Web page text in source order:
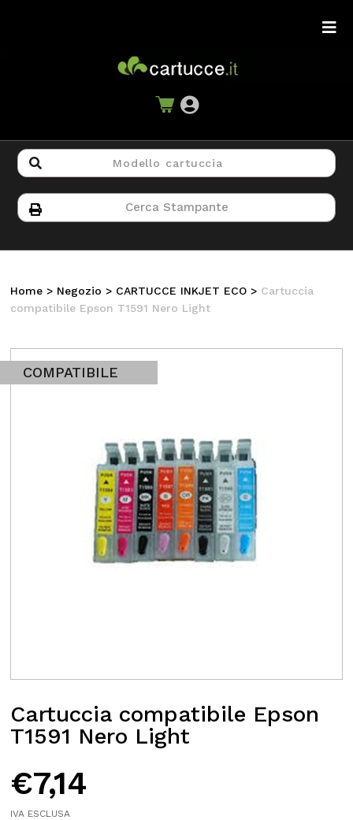
Home > Negozio > CARTUCCE INKJET ECO > Cartuccia
compatibile Epson T1591 Nero Light
COMPATIBILE
Cartuccia compatibile Epson
T1591 Nero Light
€7,14
IVA ESCLUSA